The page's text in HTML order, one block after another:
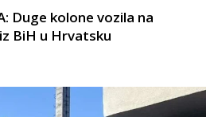
Duge kolone vozila na
BiH u Hrvatsku